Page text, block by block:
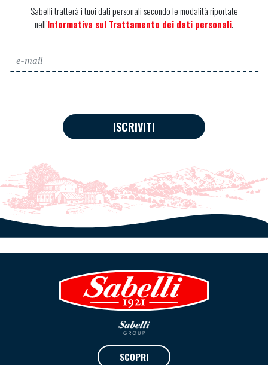
Sabelli tratterà i tuoi dati personali secondo le modalità riportate
nell’Informativa sul Trattamento dei dati personali.
ISCRIVITI
SCOPRI